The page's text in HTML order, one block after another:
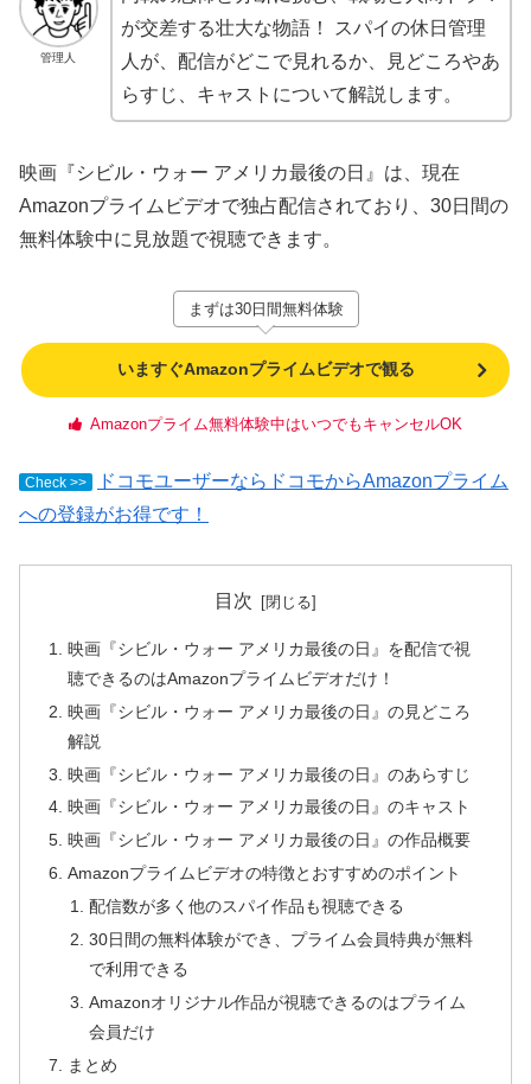
管理人
が交差する壮大な物語！ スパイの休日管理
人が、配信がどこで見れるか、見どころやあ
らすじ、キャストについて解説します。
映画『シビル・ウォー アメリカ最後の日』は、現在
Amazonプライムビデオで独占配信されており、30日間の
無料体験中に見放題で視聴できます。
まずは30日間無料体験
いますぐAmazonプライムビデオで観る
Amazonプライム無料体験中はいつでもキャンセルOK
Check >>
ドコモユーザーならドコモからAmazonプライム
への登録がお得です！
目次
映画『シビル・ウォー アメリカ最後の日』を配信で視
聴できるのはAmazonプライムビデオだけ！
映画『シビル・ウォー アメリカ最後の日』の見どころ
解説
映画『シビル・ウォー アメリカ最後の日』のあらすじ
映画『シビル・ウォー アメリカ最後の日』のキャスト
映画『シビル・ウォー アメリカ最後の日』の作品概要
Amazonプライムビデオの特徴とおすすめのポイント
配信数が多く他のスパイ作品も視聴できる
30日間の無料体験ができ、プライム会員特典が無料
で利用できる
Amazonオリジナル作品が視聴できるのはプライム
会員だけ
まとめ